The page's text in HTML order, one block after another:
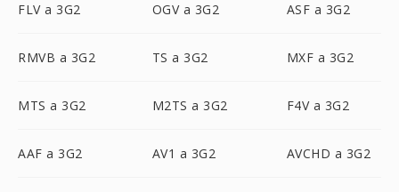
FLV a 3G2 OGV a 3G2 ASF a 3G2
RMVB a 3G2 TS a 3G2 MXF a 3G2
MTS a 3G2 M2TS a 3G2 F4V a 3G2
AAF a 3G2 AV1 a 3G2 AVCHD a 3G2